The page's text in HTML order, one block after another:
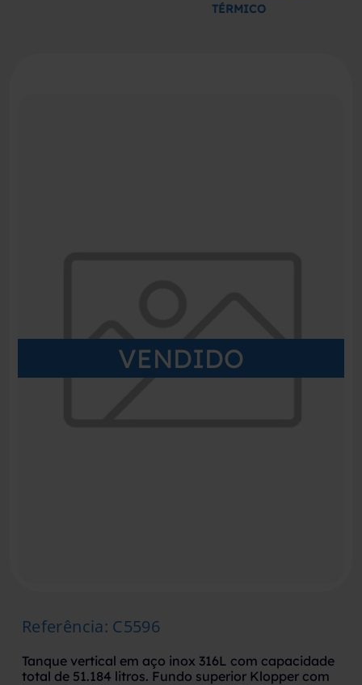
TÉRMICO
VENDIDO
Referência: C5596
Tanque vertical em aço inox 316L com capacidade
total de 51.184 litros. Fundo superior Klopper com